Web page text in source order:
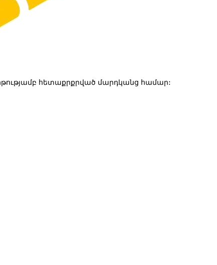
հետաքրքրված մարդկանց համար: